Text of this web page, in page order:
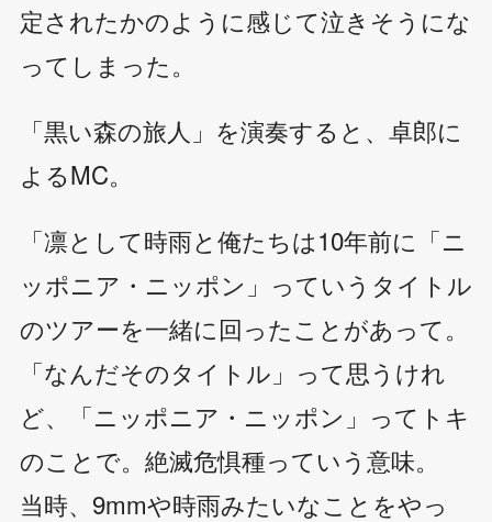
定されたかのように感じて泣きそうにな
ってしまった。
「黒い森の旅人」を演奏すると、卓郎に
よるMC。
「凛として時雨と俺たちは10年前に「ニ
ッポニア・ニッポン」っていうタイトル
のツアーを一緒に回ったことがあって。
「なんだそのタイトル」って思うけれ
ど、「ニッポニア・ニッポン」ってトキ
のことで。絶滅危惧種っていう意味。
当時、9mmや時雨みたいなことをやっ